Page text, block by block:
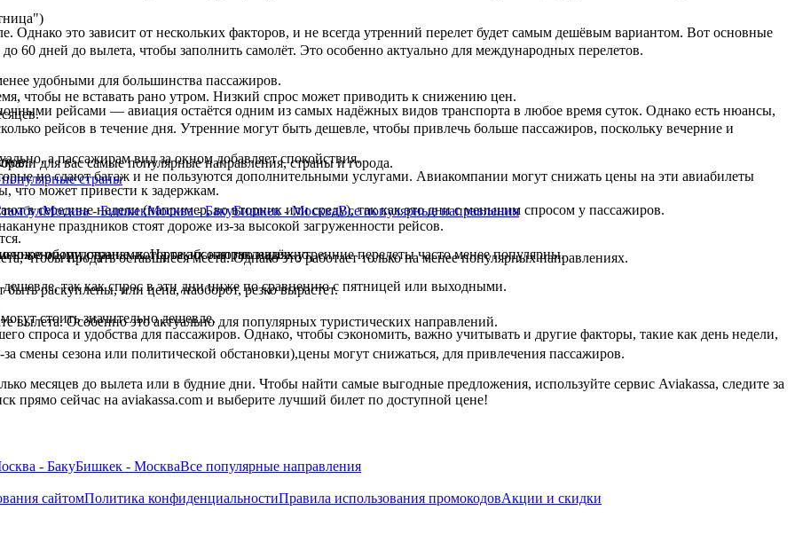
дней до вылета, чтобы заполнить самолёт. Это особенно актуально для международных перелетов.
в середине недели (например, во вторник или среду), так как это дни с меньшим спросом у пассажиров.
праздников стоят дороже из-за высокой загруженности рейсов.
чтобы продать оставшиеся места. Однако это работает только на менее популярных направлениях.
раскуплены, или цена, наоборот, резко вырастет.
вылета. Особенно это актуально для популярных туристических направлений.
смены сезона или политической обстановки),цены могут снижаться, для привлечения пассажиров.
месяцев до вылета или в будние дни. Чтобы найти самые выгодные предложения, используйте сервис Aviakassa, следите за
прямо сейчас на aviakassa.com и выберите лучший билет по доступной цене!
Однако это зависит от нескольких факторов, и не всегда утренний перелет будет самым дешёвым вариантом. Вот основные
удобными для большинства пассажиров.
чтобы не вставать рано утром. Низкий спрос может приводить к снижению цен.
рейсов в течение дня. Утренние могут быть дешевле, чтобы привлечь больше пассажиров, поскольку вечерние и
не сдают багаж и не пользуются дополнительными услугами. Авиакомпании могут снижать цены на эти авиабилеты
странами. На таких направлениях утренние перелеты часто менее популярны.
так как спрос в эти дни ниже по сравнению с пятницей или выходными.
стоить значительно дешевле.
спроса и удобства для пассажиров. Однако, чтобы сэкономить, важно учитывать и другие факторы, такие как день недели,
рейсами — авиация остаётся одним из самых надёжных видов транспорта в любое время суток. Однако есть нюансы,
а пассажирам вид за окном добавляет спокойствия.
что может привести к задержкам.
оборудование, которое абсолютно надёжно.
для вас самые популярные направления, страны и города.
популярные страны
Москва - БишкекМосква - БакуБишкек - МоскваВсе популярные направления
- БакуБишкек - МоскваВсе популярные направления
сайтомПолитика конфиденциальностиПравила использования промокодовАкции и скидки